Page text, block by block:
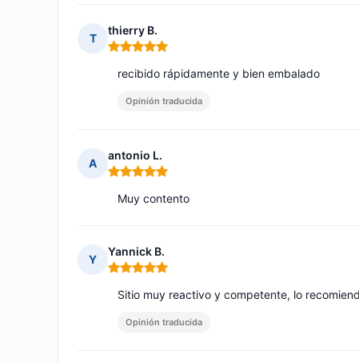
T
thierry B.
Nota: 5 de 5
recibido rápidamente y bien embalado
Opinión traducida
A
antonio L.
Nota: 5 de 5
Muy contento
Y
Yannick B.
Nota: 5 de 5
Sitio muy reactivo y competente, lo
Opinión traducida